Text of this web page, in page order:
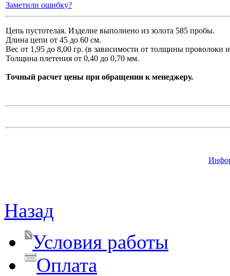
Заметили ошибку?
Цепь пустотелая. Изделие выполнено из золота 585 пробы.
Длина цепи от 45 до 60 см.
Вес от 1,95 до 8,00 гр. (в зависимости от толщины проволоки
Толщина плетения от 0,40 до 0,70 мм.
Точный расчет цены при обращении к менеджеру.
Назад
Условия работы
Оплата